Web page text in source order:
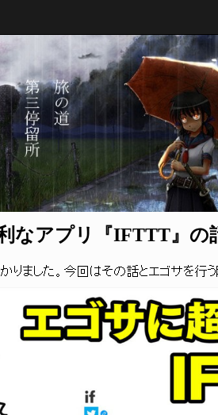
なアプリ『IFTTT』の
りました。今回はその話とエゴサを